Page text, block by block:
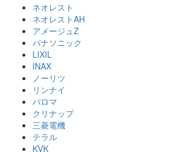
ネオレスト
ネオレストAH
アメージュZ
パナソニック
LIXIL
INAX
ノーリツ
リンナイ
パロマ
クリナップ
三菱電機
テラル
KVK